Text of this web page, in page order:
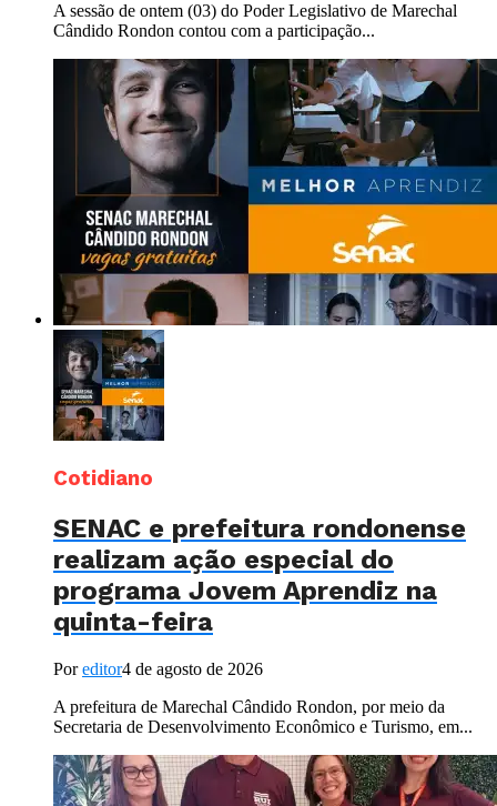
A sessão de ontem (03) do Poder Legislativo de Marechal
Cândido Rondon contou com a participação...
Cotidiano
SENAC e prefeitura rondonense
realizam ação especial do
programa Jovem Aprendiz na
quinta-feira
Poreditor4 de agosto de 2026
A prefeitura de Marechal Cândido Rondon, por meio da
Secretaria de Desenvolvimento Econômico e Turismo, em...